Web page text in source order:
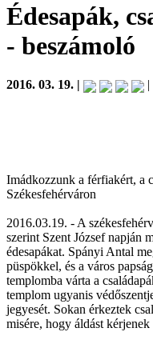
Édesapák,
- beszámoló
2016. 03. 19. |
Imádkozzunk a férfiakért, a
Székesfehérváron
2016.03.19. - A
szerint Szent József napján
édesapákat. Spányi Antal
püspökkel, és a város
templomba várta a
templom ugyanis
jegyesét. Sokan érkeztek
misére, hogy áldást